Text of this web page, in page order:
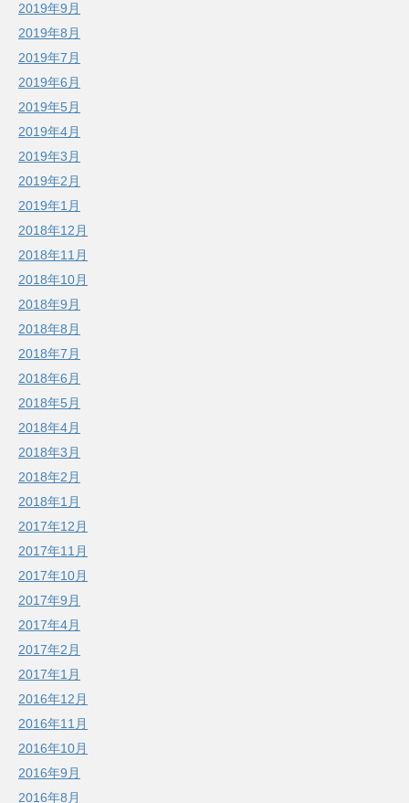
2019年9月
2019年8月
2019年7月
2019年6月
2019年5月
2019年4月
2019年3月
2019年2月
2019年1月
2018年12月
2018年11月
2018年10月
2018年9月
2018年8月
2018年7月
2018年6月
2018年5月
2018年4月
2018年3月
2018年2月
2018年1月
2017年12月
2017年11月
2017年10月
2017年9月
2017年4月
2017年2月
2017年1月
2016年12月
2016年11月
2016年10月
2016年9月
2016年8月